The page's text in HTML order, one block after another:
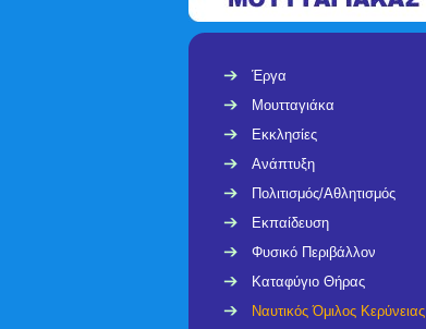
Έργα
Μουτταγιάκα
Εκκλησίες
Ανάπτυξη
Πολιτισμός/Αθλητισμός
Εκπαίδευση
Φυσικό Περιβάλλον
Καταφύγιο Θήρας
Ναυτικός Όμιλος Κερύνειας